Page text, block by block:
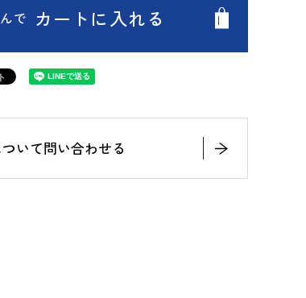
で カートに入れる
いて問い合わせる